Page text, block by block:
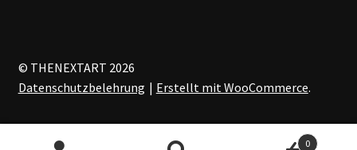
© THENEXTART 2026
Datenschutzbelehrung
Erstellt mit WooCommerce.
0